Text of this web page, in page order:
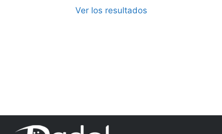
Ver los resultados